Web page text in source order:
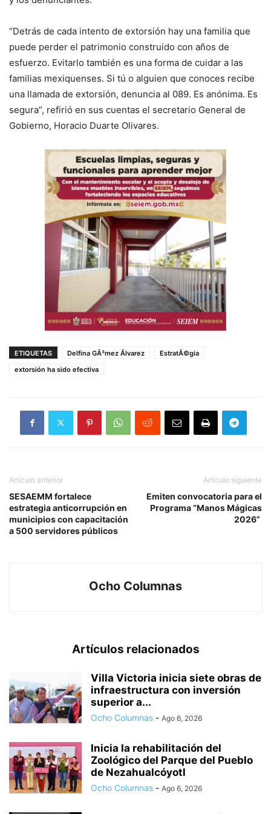
“Detrás de cada intento de extorsión hay una familia que
puede perder el patrimonio construido con años de
esfuerzo. Evitarlo también es una forma de cuidar a las
familias mexiquenses. Si tú o alguien que conoces recibe
una llamada de extorsión, denuncia al 089. Es anónima. Es
segura”, refirió en sus cuentas el secretario General de
Gobierno, Horacio Duarte Olivares.
ETIQUETAS Delfina GÃ³mez Ãlvarez
EstratÃ©gia
extorsión ha sido efectiva
Artículo anterior
SESAEMM fortalece
estrategia anticorrupción en
municipios con capacitación
a 500 servidores públicos
Artículo siguiente
Emiten convocatoria para el
Programa “Manos Mágicas
2026”
Ocho Columnas
Artículos relacionados
Villa Victoria inicia siete obras de
infraestructura con inversión
superior a...
Ocho Columnas - Ago 6, 2026
Inicia la rehabilitación del
Zoológico del Parque del Pueblo
de Nezahualcóyotl
Ocho Columnas - Ago 6, 2026